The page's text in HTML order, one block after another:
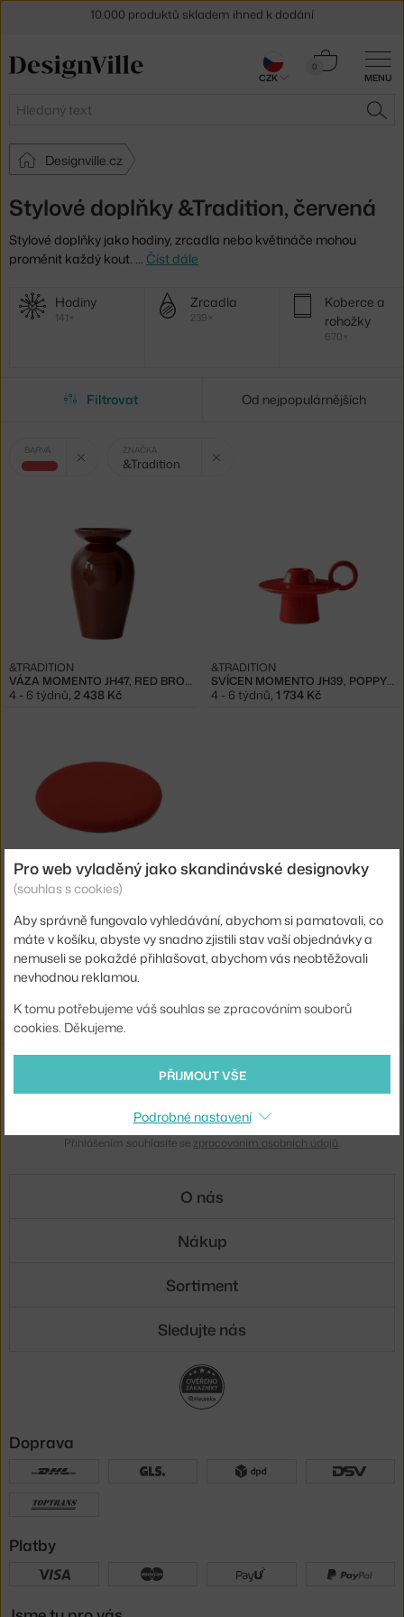
MENU
Hledat
0
Košík
Designville.cz
Stylové doplňky &Tradition, červená
Stylové doplňky jako hodiny, zrcadla nebo květináče mohou
proměnit každý kout. … Číst dále
Další
kategorie
Hodiny
141×
Zrcadla
239×
Koberce a
rohožky
670×
Filtrovat Od nejpopulárnějších
Vybrané
filtry:
BARVA
červená
ZNAČKA
&Tradition
VÁZA MOMENTO JH47, RED BROWN
&TRADITION
4 - 6 týdnů 2 438 Kč
SVÍCEN MOMENTO JH39, POPPY RED
&TRADITION
4 - 6 týdnů 1 734 Kč
&TRADITION
Ste zo Slovenska? Prejdite naDoplnky
Shopping from the EU? Switch to
30 dní na vrácení zbožíCZK
Pro web vyladěný jako skandinávské designovky
(souhlas s cookies)
Aby správně fungovalo vyhledávání, abychom si pamatovali, co
máte v košíku, abyste vy snadno zjistili stav vaší objednávky a
nemuseli se pokaždé přihlašovat, abychom vás neobtěžovali
nevhodnou reklamou.
K tomu potřebujeme váš souhlas se zpracováním souborů
cookies. Děkujeme.
PŘIJMOUT VŠE
Podrobné nastavení
Přihlášením souhlasíte se zpracováním osobních údajů
O nás
Nákup
Sortiment
Sledujte nás
Doprava
Platby